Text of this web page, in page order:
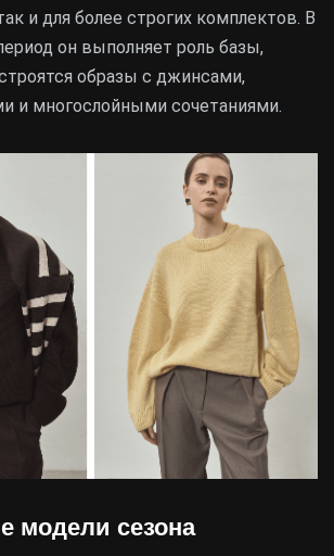
и для более строгих комплектов. В
он выполняет роль базы,
образы с джинсами,
и многослойными сочетаниями.
модели сезона